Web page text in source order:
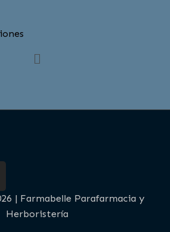
Menú
| Farmabelle Parafarmacia y
Herboristería